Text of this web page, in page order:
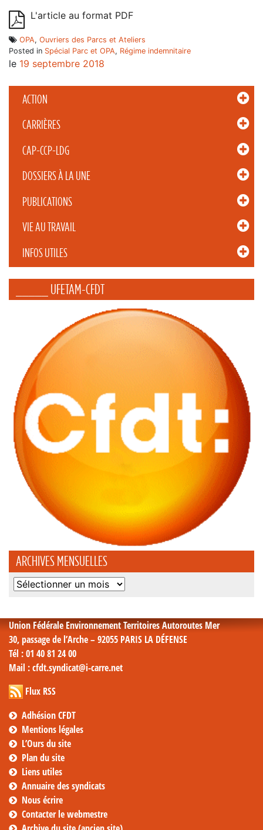
ACTION
CARRIÈRES
CAP-CCP-LDG
DOSSIERS À LA UNE
PUBLICATIONS
VIE AU TRAVAIL
INFOS UTILES
_____ UFETAM-CFDT
ARCHIVES MENSUELLES
Archives
L'article au format PDF
OPA, Ouvriers des Parcs et Ateliers
Posted in Spécial Parc et OPA, Régime indemnitaire
le 19 septembre 2018
Union Fédérale Environnement Territoires Autoroutes Mer
30, passage de l’Arche – 92055 PARIS LA DÉFENSE
Tél : 01 40 81 24 00
Mail : cfdt.syndicat@i-carre.net
Flux RSS
Adhésion CFDT
Mentions légales
L’Ours du site
Plan du site
Liens utiles
Annuaire des syndicats
Nous écrire
Contacter le webmestre